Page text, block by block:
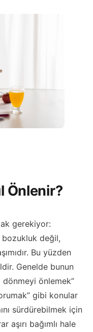
Önlenir?
gerekiyor:
bozukluk değil,
Bu yüzden
Genelde bunun
önlemek”
gibi konular
sürdürebilmek için
aşırı bağımlı hale